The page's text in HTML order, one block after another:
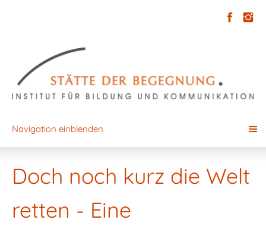
Navigation einblenden
Doch noch kurz die Welt
retten - Eine